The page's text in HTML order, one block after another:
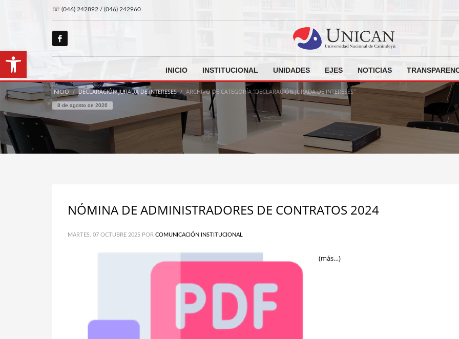
Abrir barra de herramientas
☏ (046) 242892 / (046) 242960
INICIO INSTITUCIONAL UNIDADES EJES NOTICIAS
INICIO DECLARACIÓN JURADA DE INTERESES ARCHIVO DE CATEGORÍA "DECLARACIÓN JURADA DE INTERESES"
8 de agosto de 2026
NÓMINA DE ADMINISTRADORES DE CONTRATOS 2024
MARTES, 07 OCTUBRE 2025 POR COMUNICACIÓN INSTITUCIONAL
(más…)